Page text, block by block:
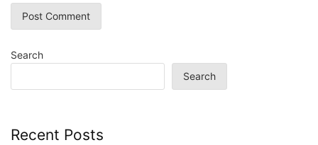
Search
Search
Recent Posts